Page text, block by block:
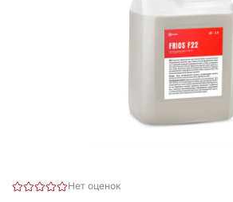
Нет оценок